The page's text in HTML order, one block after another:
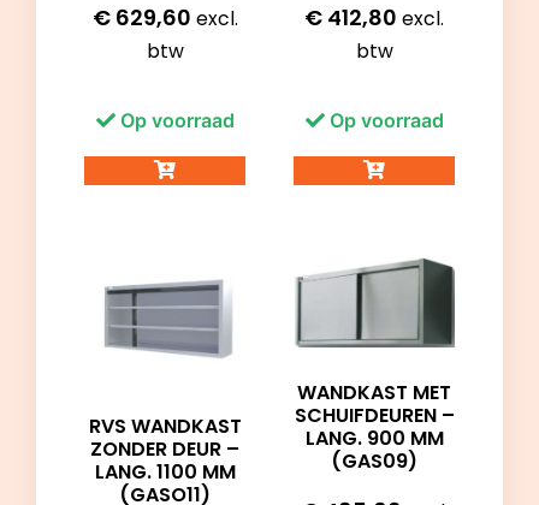
€629,60 excl.
btw
Op voorraad
€ 412,80 excl.
btw
Op voorraad
RVS WANDKAST
ZONDER DEUR –
LANG. 1100 MM
(GASO11)
WANDKAST MET
SCHUIFDEUREN –
LANG. 900 MM
(GAS09)